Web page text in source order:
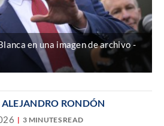
en una imagen de archivo
RONDÓN
3 MINUTES READ